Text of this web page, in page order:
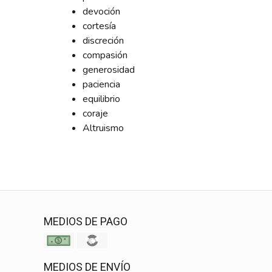
devoción
cortesía
discreción
compasión
generosidad
paciencia
equilibrio
coraje
Altruismo
MEDIOS DE PAGO
MEDIOS DE ENVÍO